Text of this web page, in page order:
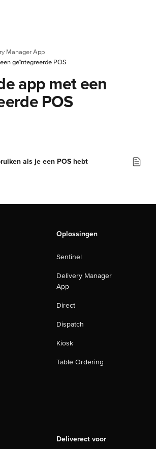
Manager App
geïntegreerde POS
app met een
POS
als je een POS hebt
Oplossingen
Sentinel
Delivery Manager
App
Direct
Dispatch
Kiosk
Table Ordering
Deliverect voor